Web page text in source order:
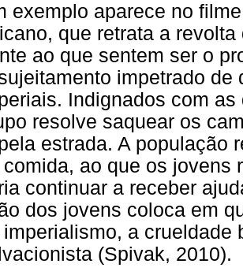
exemplo aparece no
que retrata a
ao que sentem ser o
impetrado
Indignados com
resolve saquear os
estrada. A população
comida, ao que os jovens
continuar a receber
dos jovens coloca em
imperialismo, a crueldade
(Spivak, 2010).